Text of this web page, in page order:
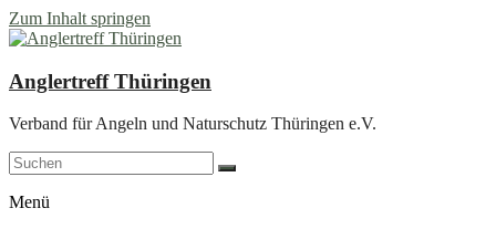
Zum Inhalt springen
Anglertreff Thüringen
Verband für Angeln und Naturschutz Thüringen e.V.
Menü